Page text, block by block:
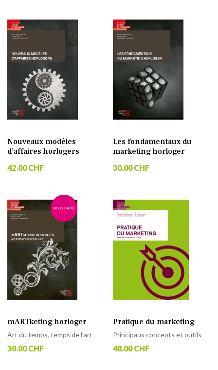
Nouveaux modèles
d’affaires horlogers
42.00 CHF
Les fondamentaux du
marketing horloger
30.00 CHF
mARTketing horloger
Art du temps, temps de l'art
30.00 CHF
Pratique du marketing
Principaux concepts et outils
48.00 CHF